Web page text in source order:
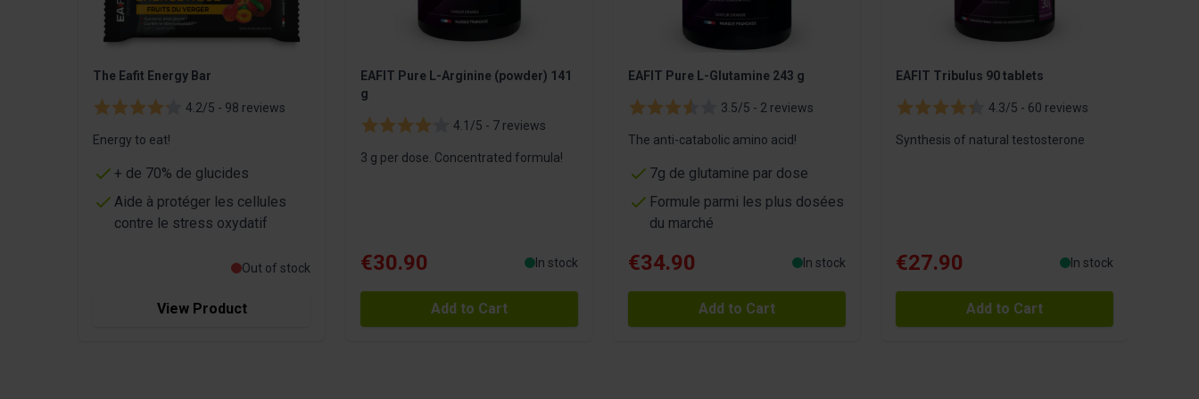
The Eafit Energy Bar
4.2/5 - 98 reviews
Energy to eat!
+ de 70% de glucides
Aide à protéger les cellules
contre le stress oxydatif
Out of stock
View Product
EAFIT Pure L-Arginine (powder) 141
g
4.1/5 - 7 reviews
3 g per dose. Concentrated formula!
€30.90 In stock
Add to Cart
EAFIT Pure L-Glutamine 243 g
3.5/5 - 2 reviews
The anti-catabolic amino acid!
7g de glutamine par dose
Formule parmi les plus dosées
du marché
€34.90 In stock
Add to Cart
EAFIT Tribulus 90 tablets
4.3/5 - 60 reviews
Synthesis of natural testosterone
€27.90 In stock
Add to Cart